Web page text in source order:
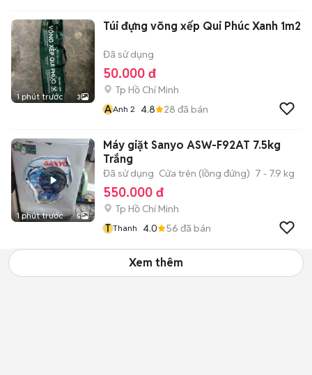
1 phút trước 3
Túi đựng võng xếp Qui Phúc Xanh 1m2
Đã sử dụng
50.000 đ
Tp Hồ Chí Minh
AAnh 2 4.8 28 đã bán
1 phút trước 5
Máy giặt Sanyo ASW-F92AT 7.5kg
Trắng
Đã sử dụng Cửa trên (lồng đứng) 7 - 7.9 kg
550.000 đ
Tp Hồ Chí Minh
T Thanh 4.0 56 đã bán
Xem thêm